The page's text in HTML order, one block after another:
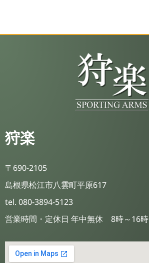
狩楽
〒690-2105
島根県松江市八雲町平原617
tel. 080-3894-5123
営業時間・定休日 年中無休 8時～16時